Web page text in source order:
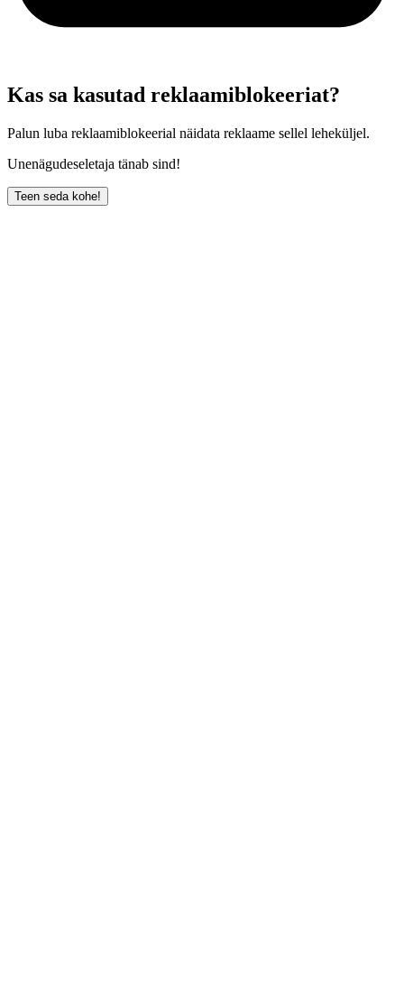
Kas sa kasutad reklaamiblokeeriat?
Palun luba reklaamiblokeerial näidata reklaame sellel leheküljel.
Unenägudeseletaja tänab sind!
Teen seda kohe!